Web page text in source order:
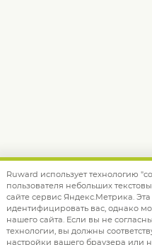
© 2012 — 2026 Ruward
Политика обработки
Дизайн –Red Collar
Ruward использует технологию
пользователя небольших
сайте сервис Яндекс.Метрика.
идентифицировать вас, однако
нашего сайта. Если вы не
технологии, вы должны
настройки вашего браузера или